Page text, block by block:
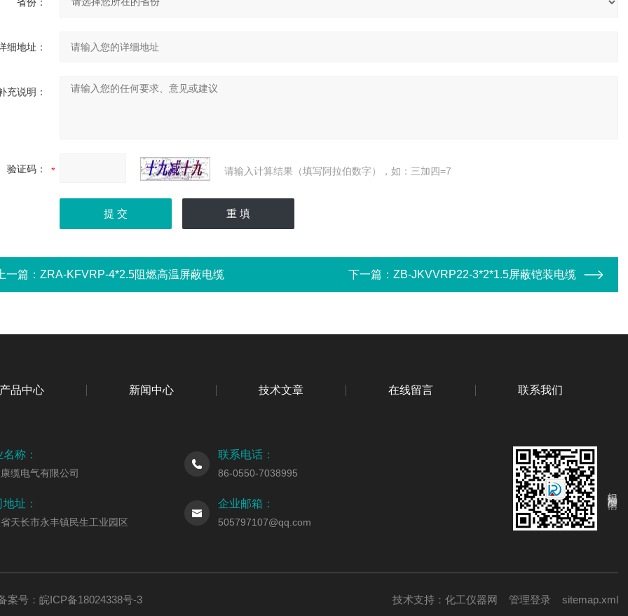
细地址：
充说明：
验证码： 请输入计算结果（填写阿拉伯数字），如：三加四=7
一篇： ZRA-KFVRP-4*2.5阻燃高温屏蔽电缆 下一篇： ZB-JKVVRP22-3*2*1.5屏蔽铠装电缆
产品中心 新闻中心 技术文章 在线留言 联系我们
称：
缆电气有限公司
联系电话：
86-0550-7038995
址：
天长市永丰镇民生工业园区
企业邮箱：
505797107@qq.com
案号： 皖ICP备18024338号-3 技术支持： 化工仪器网 管理登录 sitemap.xml